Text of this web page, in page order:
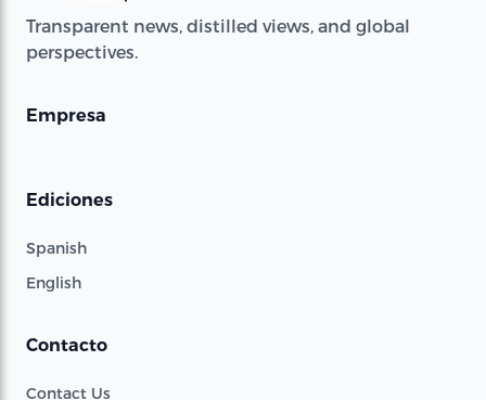
Transparent news, distilled views, and global
perspectives.
Empresa
Ediciones
Spanish
English
Contacto
Contact Us